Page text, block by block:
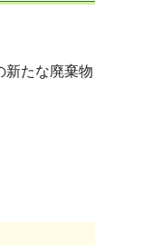
新たな廃棄物